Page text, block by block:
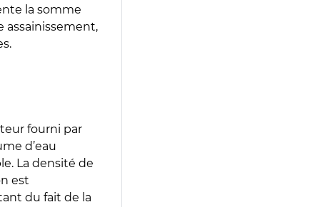
la somme
assainissement,
fourni par
d’eau
La densité de
est
du fait de la